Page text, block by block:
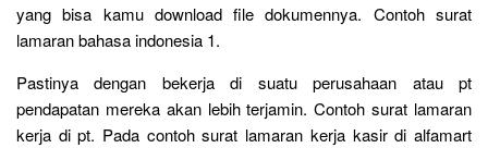
yang bisa kamu download file dokumennya. Contoh surat
lamaran bahasa indonesia 1.
Pastinya dengan bekerja di suatu perusahaan atau pt
pendapatan mereka akan lebih terjamin. Contoh surat lamaran
kerja di pt. Pada contoh surat lamaran kerja kasir di alfamart